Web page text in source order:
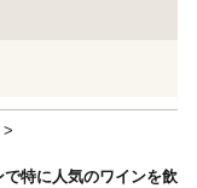
特に人気のワインを飲